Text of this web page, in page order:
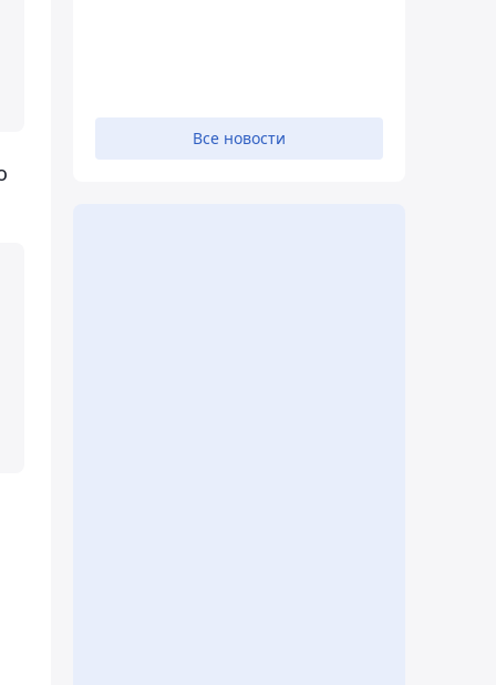
Все новости